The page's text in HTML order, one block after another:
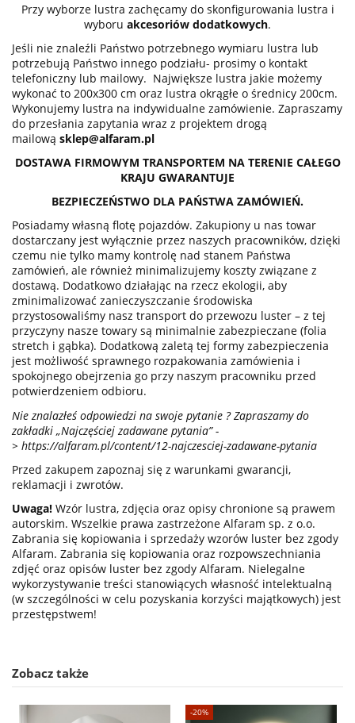
Przy wyborze lustra zachęcamy do skonfigurowania lustra i
wyboru akcesoriów dodatkowych.
Jeśli nie znaleźli Państwo potrzebnego wymiaru lustra lub
potrzebują Państwo innego podziału- prosimy o kontakt
telefoniczny lub mailowy. Największe lustra jakie możemy
wykonać to 200x300 cm oraz lustra okrągłe o średnicy 200cm.
Wykonujemy lustra na indywidualne zamówienie. Zapraszamy
do przesłania zapytania wraz z projektem drogą
mailową sklep@alfaram.pl
DOSTAWA FIRMOWYM TRANSPORTEM NA TERENIE CAŁEGO
KRAJU GWARANTUJE
BEZPIECZEŃSTWO DLA PAŃSTWA ZAMÓWIEŃ.
Posiadamy własną flotę pojazdów. Zakupiony u nas towar
dostarczany jest wyłącznie przez naszych pracowników, dzięki
czemu nie tylko mamy kontrolę nad stanem Państwa
zamówień, ale również minimalizujemy koszty związane z
dostawą. Dodatkowo działając na rzecz ekologii, aby
zminimalizować zanieczyszczanie środowiska
przystosowaliśmy nasz transport do przewozu luster – z tej
przyczyny nasze towary są minimalnie zabezpieczane (folia
stretch i gąbka). Dodatkową zaletą tej formy zabezpieczenia
jest możliwość sprawnego rozpakowania zamówienia i
spokojnego obejrzenia go przy naszym pracowniku przed
potwierdzeniem odbioru.
Nie znalazłeś odpowiedzi na swoje pytanie ? Zapraszamy do
zakładki „Najczęściej zadawane pytania” -
> https://alfaram.pl/content/12-najczesciej-zadawane-pytania
Przed zakupem zapoznaj się z warunkami gwarancji,
reklamacji i zwrotów.
Uwaga! Wzór lustra, zdjęcia oraz opisy chronione są prawem
autorskim. Wszelkie prawa zastrzeżone Alfaram sp. z o.o.
Zabrania się kopiowania i sprzedaży wzorów luster bez zgody
Alfaram. Zabrania się kopiowania oraz rozpowszechniania
zdjęć oraz opisów luster bez zgody Alfaram. Nielegalne
wykorzystywanie treści stanowiących własność intelektualną
(w szczególności w celu pozyskania korzyści majątkowych) jest
przestępstwem!
Zobacz także
-20%